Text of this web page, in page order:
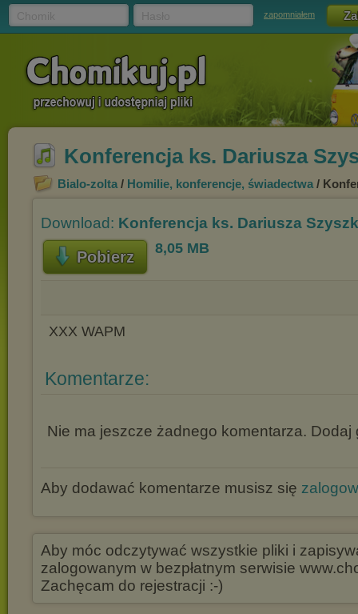
zapomniałem
Konferencja ks. Dariusza
Bialo-zolta / Homilie, konferencje, świadectwa /
Download: Konferencja ks. Dariusza
Pobierz 8,05 MB
XXX WAPM
Komentarze:
Nie ma jeszcze żadnego komentarza. Dodaj
Aby dodawać komentarze musisz się
Aby móc odczytywać wszystkie pliki i
zalogowanym w bezpłatnym serwisie
Zachęcam do rejestracji :-)